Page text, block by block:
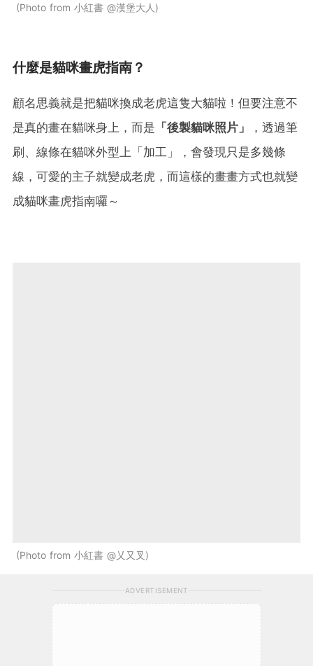
Photo from 小紅書 @漢堡大人
什麼是貓咪畫虎指南？
顧名思義就是把貓咪換成老虎這隻大貓啦！但要注意不
是真的畫在貓咪身上，而是 「後製貓咪照片」
，透過筆
刷、線條在貓咪外型上「加工」，會發現只是多幾條
線，可愛的主子就變成老虎，而這樣的畫畫方式也就變
成貓咪畫虎指南囉～
Photo from 小紅書 @乂又叉
ADVERTISEMENT